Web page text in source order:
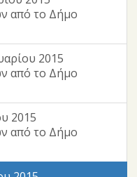
από το Δήμο
2015
από το Δήμο
2015
από το Δήμο